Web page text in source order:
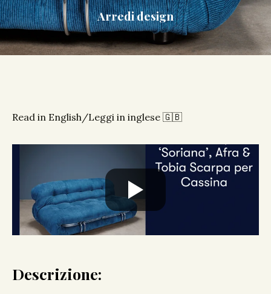
Arredi design
Read in English/Leggi in inglese 🇬🇧
Descrizione: